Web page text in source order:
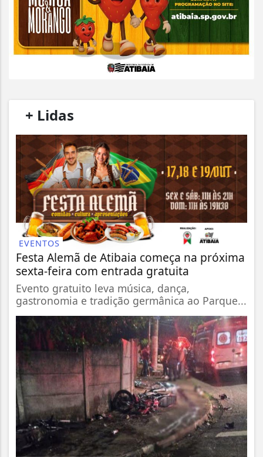
+ Lidas
EVENTOS
Festa Alemã de Atibaia começa na próxima
sexta-feira com entrada gratuita
Evento gratuito leva música, dança,
gastronomia e tradição germânica ao Parque...